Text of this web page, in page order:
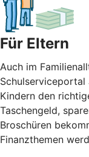
Für Eltern
Auch im
Schulserviceportal
Kindern den
Taschengeld,
Broschüren
Finanzthemen